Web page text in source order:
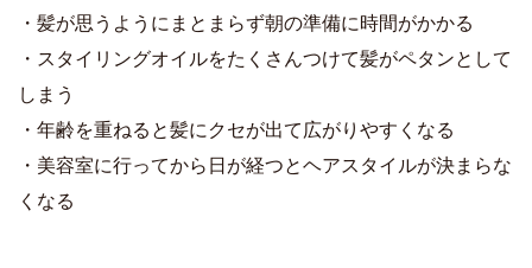
・髪が思うようにまとまらず朝の準備に時間がかかる
・スタイリングオイルをたくさんつけて髪がペタンとして
しまう
・年齢を重ねると髪にクセが出て広がりやすくなる
・美容室に行ってから日が経つとヘアスタイルが決まらな
くなる